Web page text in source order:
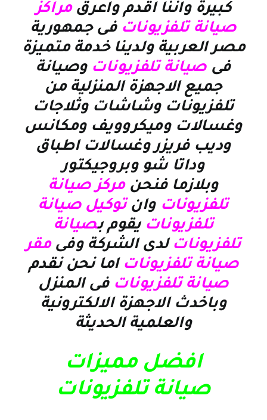
كبيرة واننا اقدم واعرقمراكز
صيانة تلفزيوناتفى جمهورية
مصر العربية ولدينا خدمة متميزة
فى صيانة تلفزيونات وصيانة
جميع الاجهزة المنزلية من
تلفزيونات وشاشات وثلاجات
وغسالات وميكروويف ومكانس
وديب فريزر وغسالات اطباق
وداتا شو وبروجيكتور
وبلازمافنحنمركزصيانة
تلفزيونات وانتوكيل صيانة
تلفزيونات يقوم بصيانة
تلفزيوناتلدى الشركة وفى مقر
صيانةتلفزيوناتاما نحن نقدم
صيانة تلفزيونات فى المنزل
وباخدث الاجهزة الالكترونية
والعلمية الحديثة
افضل مميزات
صيانة تلفزيونات